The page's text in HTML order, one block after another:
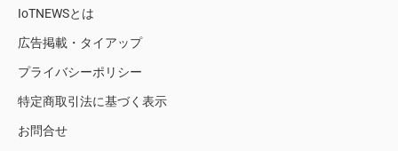
IoTNEWSとは
広告掲載・タイアップ
プライバシーポリシー
特定商取引法に基づく表示
お問合せ